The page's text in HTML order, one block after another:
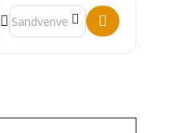
Address - Kurs i å lage
Destination Address - Kurs i å